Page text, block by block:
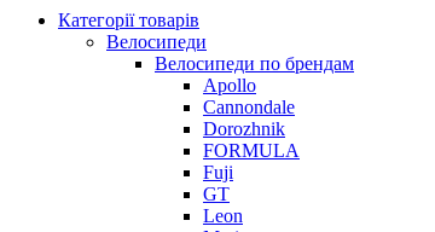
Категорії товарів
Велосипеди
Велосипеди по брендам
Apollo
Cannondale
Dorozhnik
FORMULA
Fuji
GT
Leon